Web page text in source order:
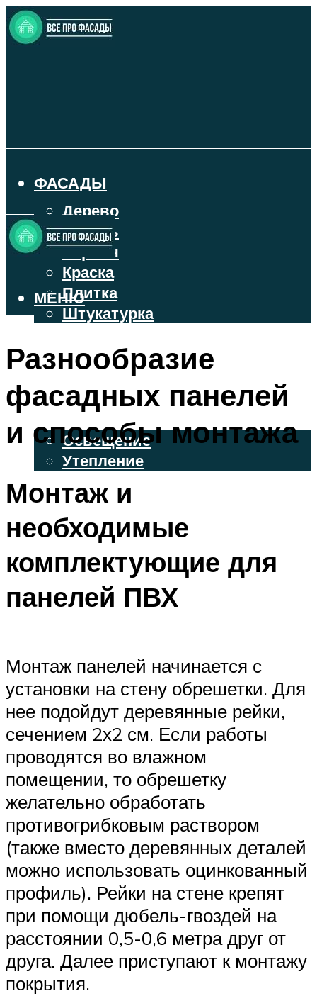
ФАСАДЫ
Дерево
Камень
Кирпич
Краска
Плитка
Штукатурка
ФАСАДНЫЙ САЙДИНГ
ОСВЕЩЕНИЕ И УТЕПЛЕНИЕ
Освещение
Утепление
ДЕКОР
МЕНЮ
МЕНЮ
Разнообразие
фасадных панелей
и способы монтажа
Монтаж и
необходимые
комплектующие для
панелей ПВХ
Монтаж панелей начинается с
установки на стену обрешетки. Для
нее подойдут деревянные рейки,
сечением 2х2 см. Если работы
проводятся во влажном
помещении, то обрешетку
желательно обработать
противогрибковым раствором
(также вместо деревянных деталей
можно использовать оцинкованный
профиль). Рейки на стене крепят
при помощи дюбель-гвоздей на
расстоянии 0,5-0,6 метра друг от
друга. Далее приступают к монтажу
покрытия.